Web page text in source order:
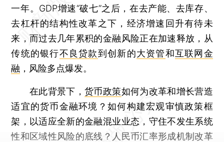
一年。GDP增速“破七”之后，在去产能、去库存、
去杠杆的结构性改革之下，经济增速回升有待未
来，而过去几年累积的金融风险正在加速释放，从
传统的银行不良贷款到创新的大资管和互联网金
融 ，风险多点爆发。
在此背景下，货币政策如何为改革和增长营造
适宜的货币金融环境？如何构建宏观审慎政策框
架，以适应全新的金融混业业态，守住不发生系统
性和区域性风险的底线？人民币汇率形成机制改革